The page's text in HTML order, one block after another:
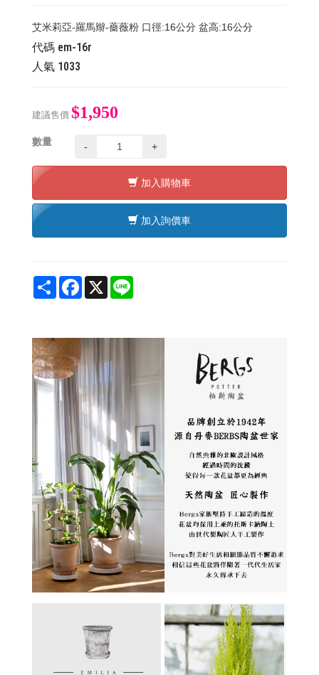
艾米莉亞-羅馬辮-薔薇粉 口徑:16公分 盆高:16公分
代碼 em-16r
人氣 1033
建議售價 $1,950
數量 - +
加入購物車
加入詢價車
Share Facebook
X